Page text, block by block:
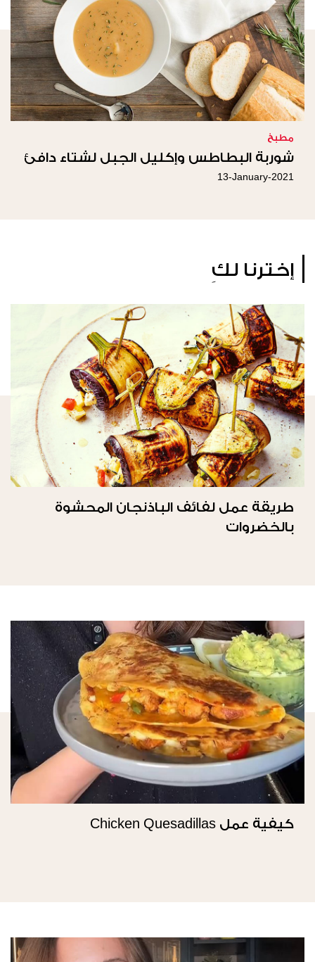
مطبخ
شوربة البطاطس وإكليل الجبل لشتاء دافئ
13-January-2021
إخترنا لكِ
طريقة عمل لفائف الباذنجان المحشوة
بالخضروات
كيفية عمل Chicken Quesadillas